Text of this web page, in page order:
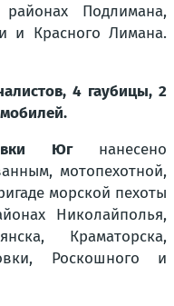
Подлимана,
и Красного Лимана.
4 гаубицы, 2
Югнанесено
мотопехотной,
морской пехоты
Николайполья,
Краматорска,
Роскошного и